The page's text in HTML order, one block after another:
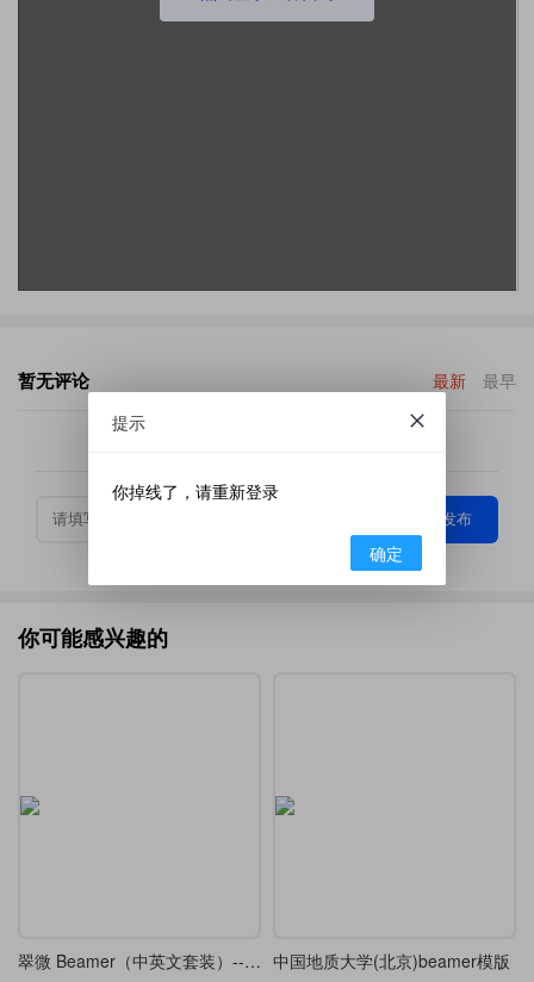
暂无评论 最新 最早
发布
你可能感兴趣的
翠微 Beamer（中英文套装）---A Green Mountains Beamer Theme 中国地质大学(北京)beamer模版
提示
你掉线了，请重新登录
确定